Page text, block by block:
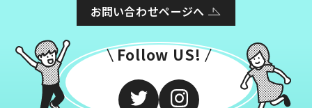
お問い合わせページへ
Follow US!